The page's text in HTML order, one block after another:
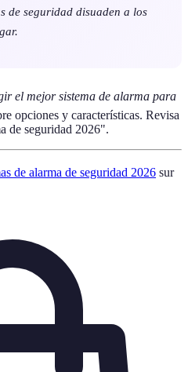
de seguridad disuaden a los
el mejor sistema de alarma para
opciones y características. Revisa
de seguridad 2026".
de alarma de seguridad 2026 sur